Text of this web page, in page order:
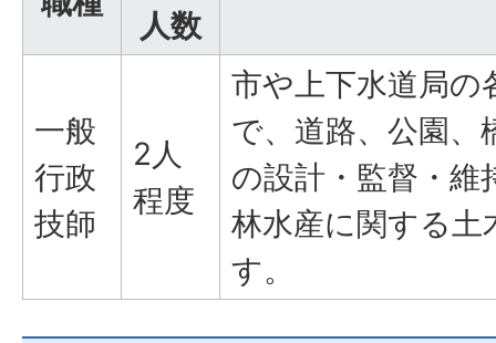
人数
一般
行政
技師
2人
程度
市や上下水道局の
で、道路、公園、
の設計・監督・維
林水産に関する土
す。